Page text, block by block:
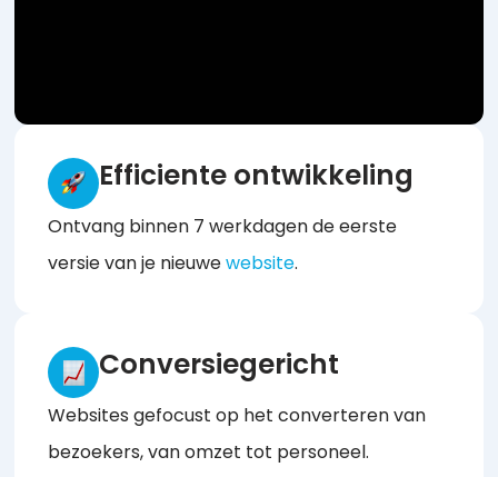
Efficiente ontwikkeling
Ontvang binnen 7 werkdagen de eerste
versie van je nieuwewebsite.
Conversiegericht
Websites gefocust op het converteren van
bezoekers, van omzet tot personeel.